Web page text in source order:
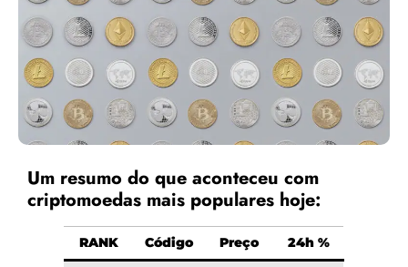
Um resumo do que aconteceu com
criptomoedas mais populares hoje:
RANK Código Preço 24h %